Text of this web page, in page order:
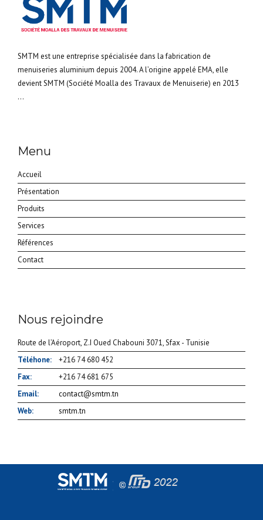
SMTM est une entreprise spécialisée dans la fabrication de
menuiseries aluminium depuis 2004. A l’origine appelé EMA, elle
devient SMTM (Société Moalla des Travaux de Menuiserie) en 2013
...
Menu
Accueil
Présentation
Produits
Services
Références
Contact
Nous rejoindre
Route de l’Aéroport, Z.I Oued Chabouni 3071, Sfax - Tunisie
Téléhone:
+216 74 680 452
Fax:
+216 74 681 675
Email:
contact@smtm.tn
Web:
smtm.tn